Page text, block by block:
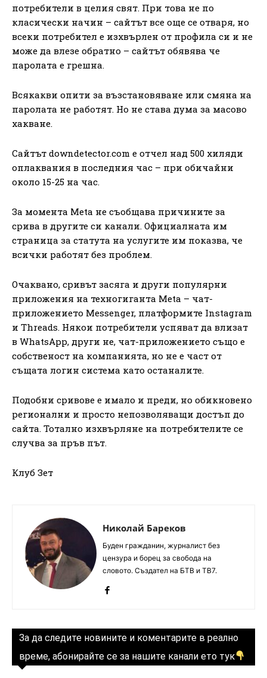
потребители в целия свят. При това не по
класически начин – сайтът все още се отваря, но
всеки потребител е изхвърлен от профила си и не
може да влезе обратно – сайтът обявява че
паролата е грешна.
Всякакви опити за възстановяване или смяна на
паролата не работят. Но не става дума за масово
хакване.
Сайтът downdetector.com е отчел над 500 хиляди
оплаквания в последния час – при обичайни
около 15-25 на час.
За момента Meta не съобщава причините за
срива в другите си канали. Официалната им
страница за статута на услугите им показва, че
всички работят без проблем.
Очаквано, сривът засяга и други популярни
приложения на техногиганта Meta – чат-
приложението Messenger, платформите Instagram
и Threads. Някои потребители успяват да влизат
в WhatsApp, други не, чат-приложението също е
собственост на компанията, но не е част от
същата логин система като останалите.
Подобни сривове е имало и преди, но обикновено
регионални и просто непозволяващи достъп до
сайта. Тотално изхвърляне на потребителите се
случва за пръв път.
Клуб Зет
Николай Бареков
Буден гражданин, журналист без
цензура и борец за свобода на
словото. Създател на БТВ и ТВ7.
За да следите новините и коментарите в реално
време, абонирайте се за нашите канали ето тук